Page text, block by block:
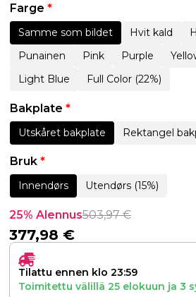
Farge *
Samme som bildet Hvit kald
Punainen
Pink Purple
Light Blue
Full Color (22%)
Bakplate *
Utskåret bakplate Rektangel
Bruk *
Innendørs Utendørs (15%)
25% Alennus503,97€
377,98 €
Tilattu ennen klo 23:59
Toimitettu välillä 25 elokuun ja 3